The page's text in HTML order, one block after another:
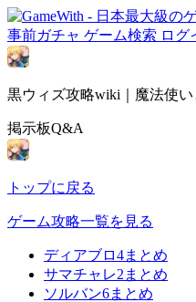
事前ガチャ ゲーム検索 ログ
黒ウィズ攻略wiki｜魔法使
掲示板Q&A
トップに戻る
ゲーム攻略一覧を見る
ディアブロ4まとめ
サマチャレ2まとめ
ソルバン6まとめ